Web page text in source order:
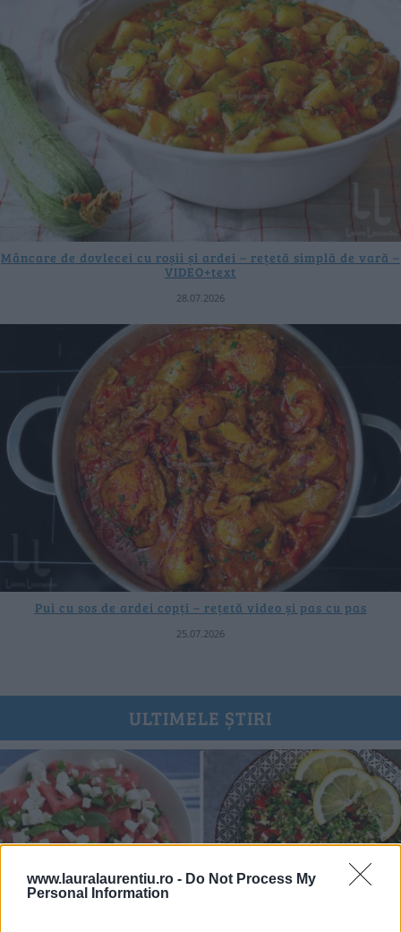
www.lauralaurentiu.ro - Do Not Process My
Personal Information
Mâncare de dovlecei cu roșii și ardei – rețetă simplă de vară –
VIDEO+text
28.07.2026
Pui cu sos de ardei copți – rețetă video și pas cu pas
25.07.2026
ULTIMELE ȘTIRI